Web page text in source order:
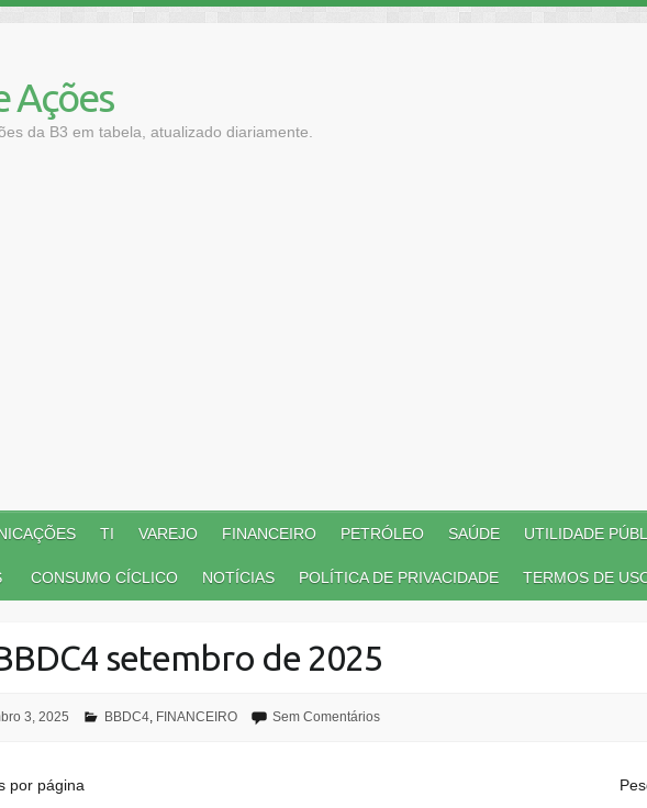
Ações
da B3 em tabela, atualizado diariamente.
TI VAREJO FINANCEIRO PETRÓLEO SAÚDE UTILIDADE
CONSUMO CÍCLICO NOTÍCIAS POLÍTICA DE PRIVACIDADE TERMOS DE
setembro de 2025
3, 2025 BBDC4, FINANCEIRO Sem Comentários
por página